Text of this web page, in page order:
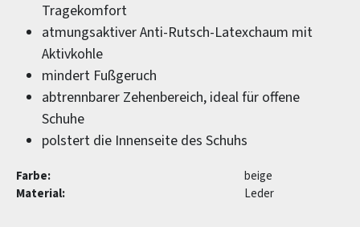
Tragekomfort
atmungsaktiver Anti-Rutsch-Latexchaum mit
Aktivkohle
mindert Fußgeruch
abtrennbarer Zehenbereich, ideal für offene
Schuhe
polstert die Innenseite des Schuhs
Farbe:
beige
Material:
Leder